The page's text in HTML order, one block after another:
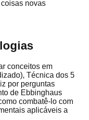
novas
conceitos em
Técnica dos 5
por perguntas
de Ebbinghaus
combatê-lo com
aplicáveis a